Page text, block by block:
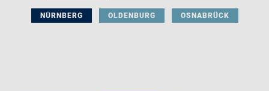
NÜRNBERG OLDENBURG OSNABRÜCK